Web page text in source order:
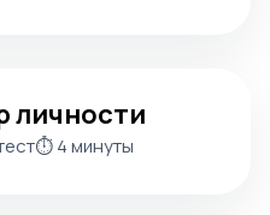
личности
⏱️ 4 минуты